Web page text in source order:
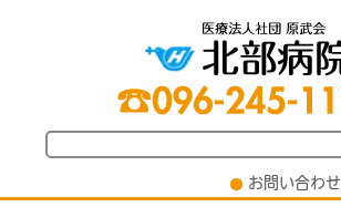
お問い合わせ